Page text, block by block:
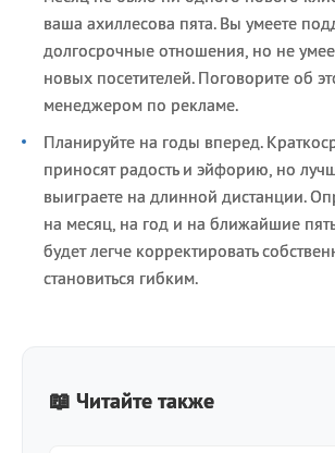
ваша ахиллесова пята. Вы умеете
долгосрочные отношения, но не
новых посетителей. Поговорите об
менеджером по рекламе.
Планируйте на годы вперед.
приносят радость и эйфорию, но
выиграете на длинной дистанции.
на месяц, на год и на ближайшие
будет легче корректировать
становиться гибким.
📖 Читайте также